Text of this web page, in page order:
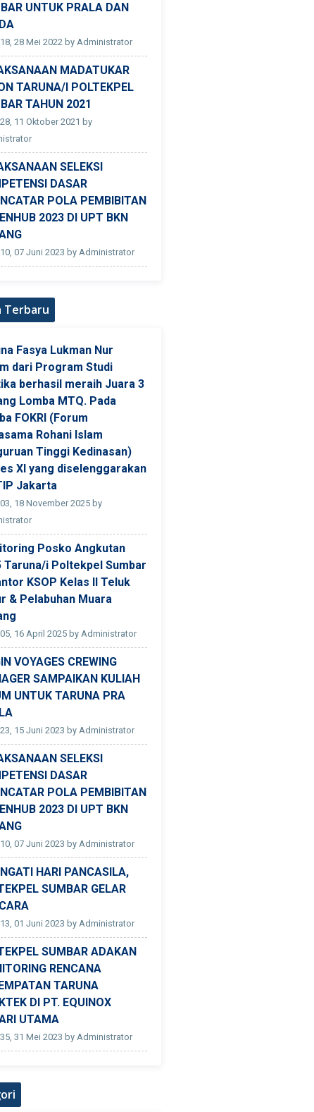
UNTUK PRALA DAN
28 Mei 2022 by Administrator
MADATUKAR
TARUNA/I POLTEKPEL
TAHUN 2021
11 Oktober 2021 by
SELEKSI
DASAR
POLA PEMBIBITAN
2023 DI UPT BKN
07 Juni 2023 by Administrator
Terbaru
Fasya Lukman Nur
dari Program Studi
berhasil meraih Juara 3
Lomba MTQ. Pada
FOKRI (Forum
Rohani Islam
Tinggi Kedinasan)
XI yang diselenggarakan
Jakarta
18 November 2025 by
Posko Angkutan
Taruna/i Poltekpel Sumbar
KSOP Kelas II Teluk
& Pelabuhan Muara
16 April 2025 by Administrator
VOYAGES CREWING
SAMPAIKAN KULIAH
UNTUK TARUNA PRA
15 Juni 2023 by Administrator
SELEKSI
DASAR
POLA PEMBIBITAN
2023 DI UPT BKN
07 Juni 2023 by Administrator
HARI PANCASILA,
SUMBAR GELAR
01 Juni 2023 by Administrator
SUMBAR ADAKAN
RENCANA
TARUNA
DI PT. EQUINOX
UTAMA
31 Mei 2023 by Administrator